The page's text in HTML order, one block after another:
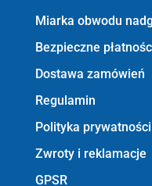
Miarka obwodu
Bezpieczne
Dostawa zamówień
Regulamin
Polityka prywatności
Zwroty i reklamacje
GPSR